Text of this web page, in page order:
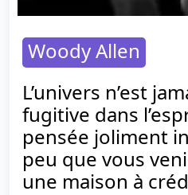
Woody Allen
L’univers n’est
fugitive dans
pensée joliment
peu que vous
une maison à